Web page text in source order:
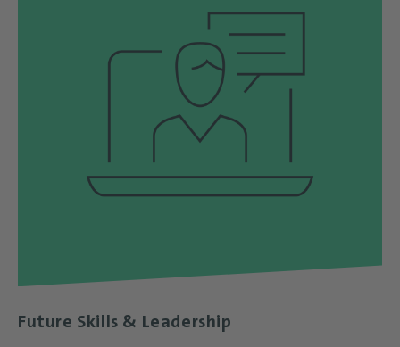
Future Skills & Leadership